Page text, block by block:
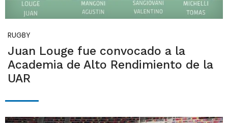
RUGBY
Juan Louge fue convocado a la
Academia de Alto Rendimiento de la
UAR